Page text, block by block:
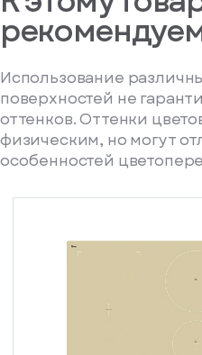
Использование
поверхностей не
оттенков. Оттенки
физическим, но могут
особенностей